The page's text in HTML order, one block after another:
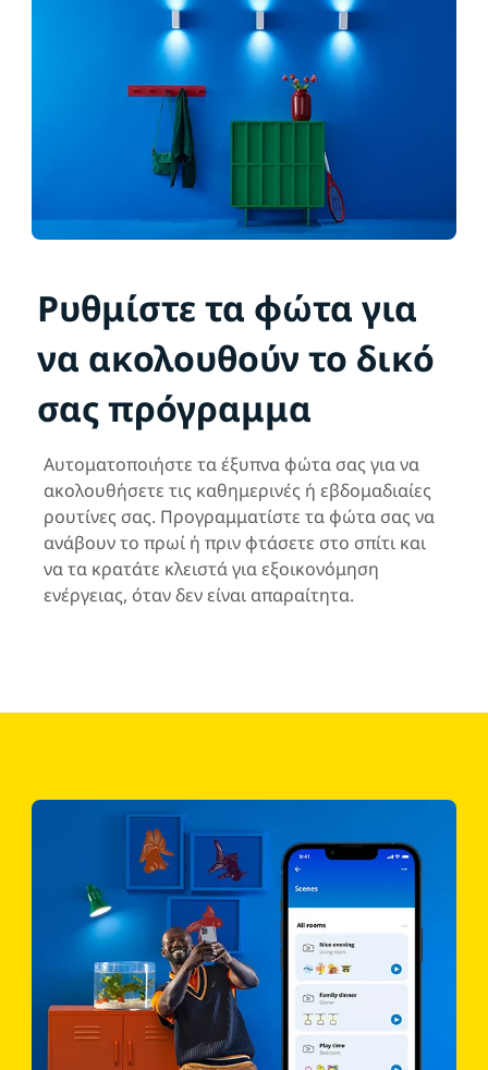
Ρυθμίστε τα φώτα για
να ακολουθούν το δικό
σας πρόγραμμα
Αυτοματοποιήστε τα έξυπνα φώτα σας για να
ακολουθήσετε τις καθημερινές ή εβδομαδιαίες
ρουτίνες σας. Προγραμματίστε τα φώτα σας να
ανάβουν το πρωί ή πριν φτάσετε στο σπίτι και
να τα κρατάτε κλειστά για εξοικονόμηση
ενέργειας, όταν δεν είναι απαραίτητα.